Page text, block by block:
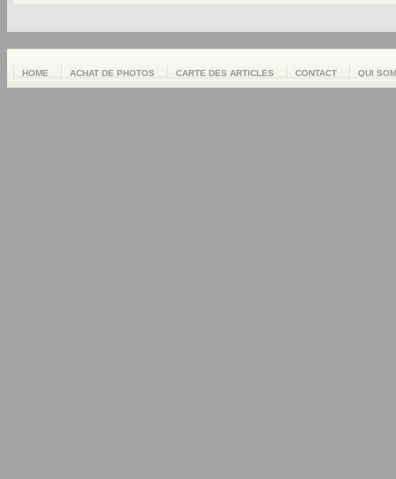
HOME ACHAT DE PHOTOS CARTE DES ARTICLES CONTACT QUI